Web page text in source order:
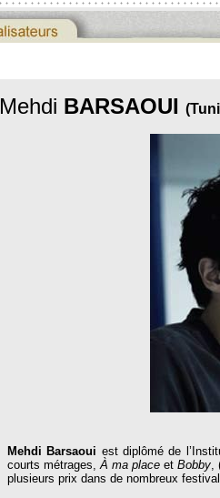
Mehdi BARSAOUI
Mehdi Barsaoui est diplômé de
courts métrages,À ma place et Bobby,
plusieurs prix dans de nombreux